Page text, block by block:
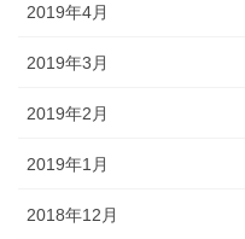
2019年4月
2019年3月
2019年2月
2019年1月
2018年12月